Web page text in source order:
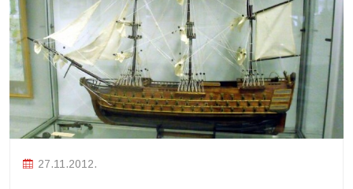
27.11.2012.